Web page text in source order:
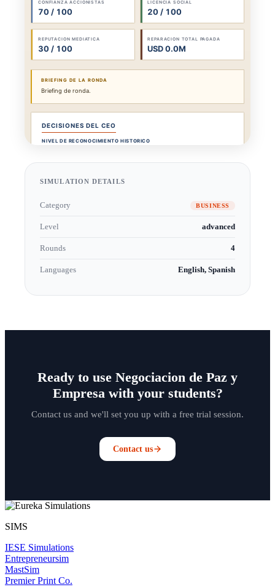
SIMULATION DETAILS
Category BUSINESS
Level advanced
Rounds 4
Languages English, Spanish
Ready to use Negociacion de Paz y
Empresa with your students?
Contact us and we'll set you up with a free trial session.
Contact us
SIMS
IESE Simulations
Entrepreneursim
MastSim
Premier Print Co.